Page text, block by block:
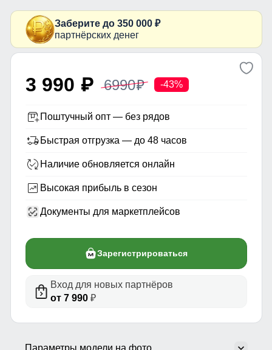
Заберите до 350 000 ₽
партнёрских денег
3 990 p 6990p -43%
Поштучный опт — без рядов
Быстрая отгрузка — до 48 часов
Наличие обновляется онлайн
Высокая прибыль в сезон
Документы для маркетплейсов
Зарегистрироваться
Вход для новых партнёров
от 7 990₽
Параметры модели на фото